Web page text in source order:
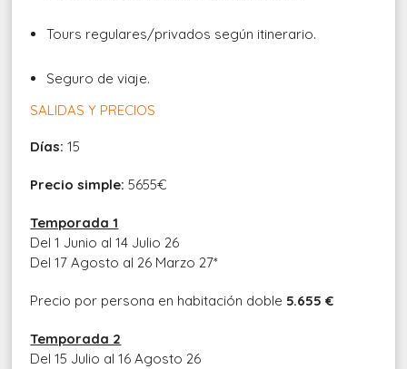
Tours regulares/privados según itinerario.
Seguro de viaje.
SALIDAS Y PRECIOS
Días: 15
Precio simple: 5655€
Temporada 1
Del 1 Junio al 14 Julio 26
Del 17 Agosto al 26 Marzo 27*
Precio por persona en habitación doble 5.655 €
Temporada 2
Del 15 Julio al 16 Agosto 26